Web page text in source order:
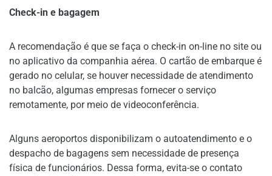
Check-in e bagagem
A recomendação é que se faça o check-in on-line no site ou
no aplicativo da companhia aérea. O cartão de embarque é
gerado no celular, se houver necessidade de atendimento
no balcão, algumas empresas fornecer o serviço
remotamente, por meio de videoconferência.
Alguns aeroportos disponibilizam o autoatendimento e o
despacho de bagagens sem necessidade de presença
física de funcionários. Dessa forma, evita-se o contato